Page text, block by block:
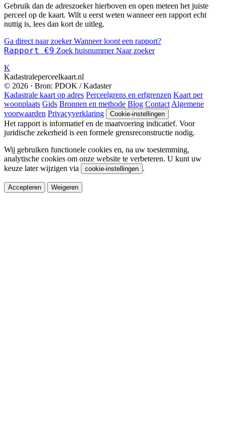
Gebruik dan de adreszoeker hierboven en open meteen het juiste
perceel op de kaart. Wilt u eerst weten wanneer een rapport echt
nuttig is, lees dan kort de uitleg.
Ga direct naar zoekerWanneer loont een rapport?
Rapport €9 Zoek huisnummer Naar zoeker
K
Kadastraleperceelkaart.nl
© 2026 · Bron: PDOK / Kadaster
Kadastrale kaart op adres Perceelgrens en erfgrenzen Kaart per
woonplaats Gids Bronnen en methode Blog Contact Algemene
voorwaarden Privacyverklaring Cookie-instellingen
Het rapport is informatief en de maatvoering indicatief. Voor
juridische zekerheid is een formele grensreconstructie nodig.
Wij gebruiken functionele cookies en, na uw toestemming,
analytische cookies om onze website te verbeteren. U kunt uw
keuze later wijzigen via
cookie-instellingen .
Accepteren Weigeren